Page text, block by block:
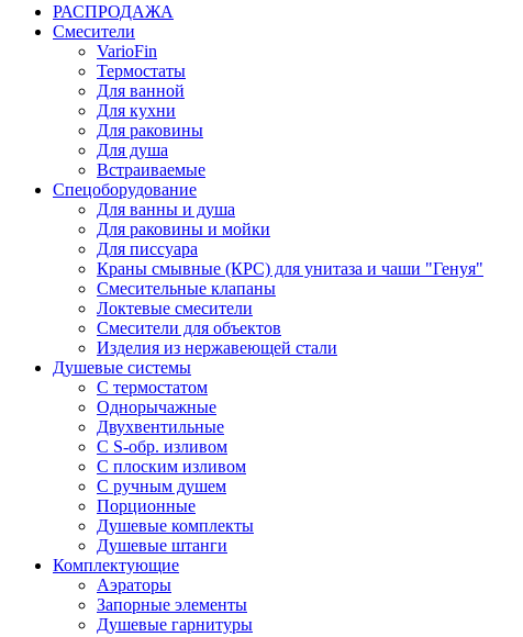
РАСПРОДАЖА
Смесители
VarioFin
Термостаты
Для ванной
Для кухни
Для раковины
Для душа
Встраиваемые
Спецоборудование
Для ванны и душа
Для раковины и мойки
Для писсуара
Краны смывные (КРС) для унитаза и чаши "Генуя"
Смесительные клапаны
Локтевые смесители
Смесители для объектов
Изделия из нержавеющей стали
Душевые системы
С термостатом
Однорычажные
Двухвентильные
С S-обр. изливом
С плоским изливом
С ручным душем
Порционные
Душевые комплекты
Душевые штанги
Комплектующие
Аэраторы
Запорные элементы
Душевые гарнитуры